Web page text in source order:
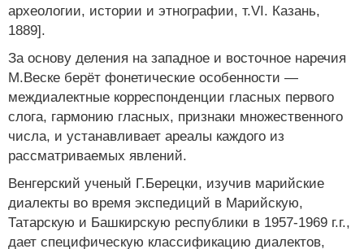
археологии, истории и этнографии, т.VI. Казань,
1889].
За основу деления на западное и восточное наречия
М.Веске берёт фонетические особенности —
междиалектные корреспонденции гласных первого
слога, гармонию гласных, признаки множественного
числа, и устанавливает ареалы каждого из
рассматриваемых явлений.
Венгерский ученый Г.Берецки, изучив марийские
диалекты во время экспедиций в Марийскую,
Татарскую и Башкирскую республики в 1957-1969 г.г.,
дает специфическую классификацию диалектов,